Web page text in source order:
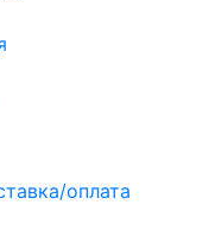
оплата